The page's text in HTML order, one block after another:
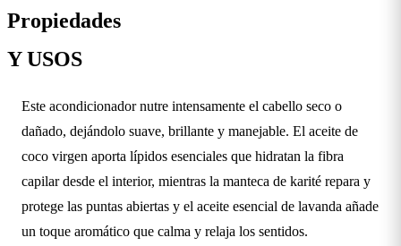
Propiedades
Y USOS
Este acondicionador nutre intensamente el cabello seco o
dañado, dejándolo suave, brillante y manejable. El aceite de
coco virgen aporta lípidos esenciales que hidratan la fibra
capilar desde el interior, mientras la manteca de karité repara y
protege las puntas abiertas y el aceite esencial de lavanda añade
un toque aromático que calma y relaja los sentidos.